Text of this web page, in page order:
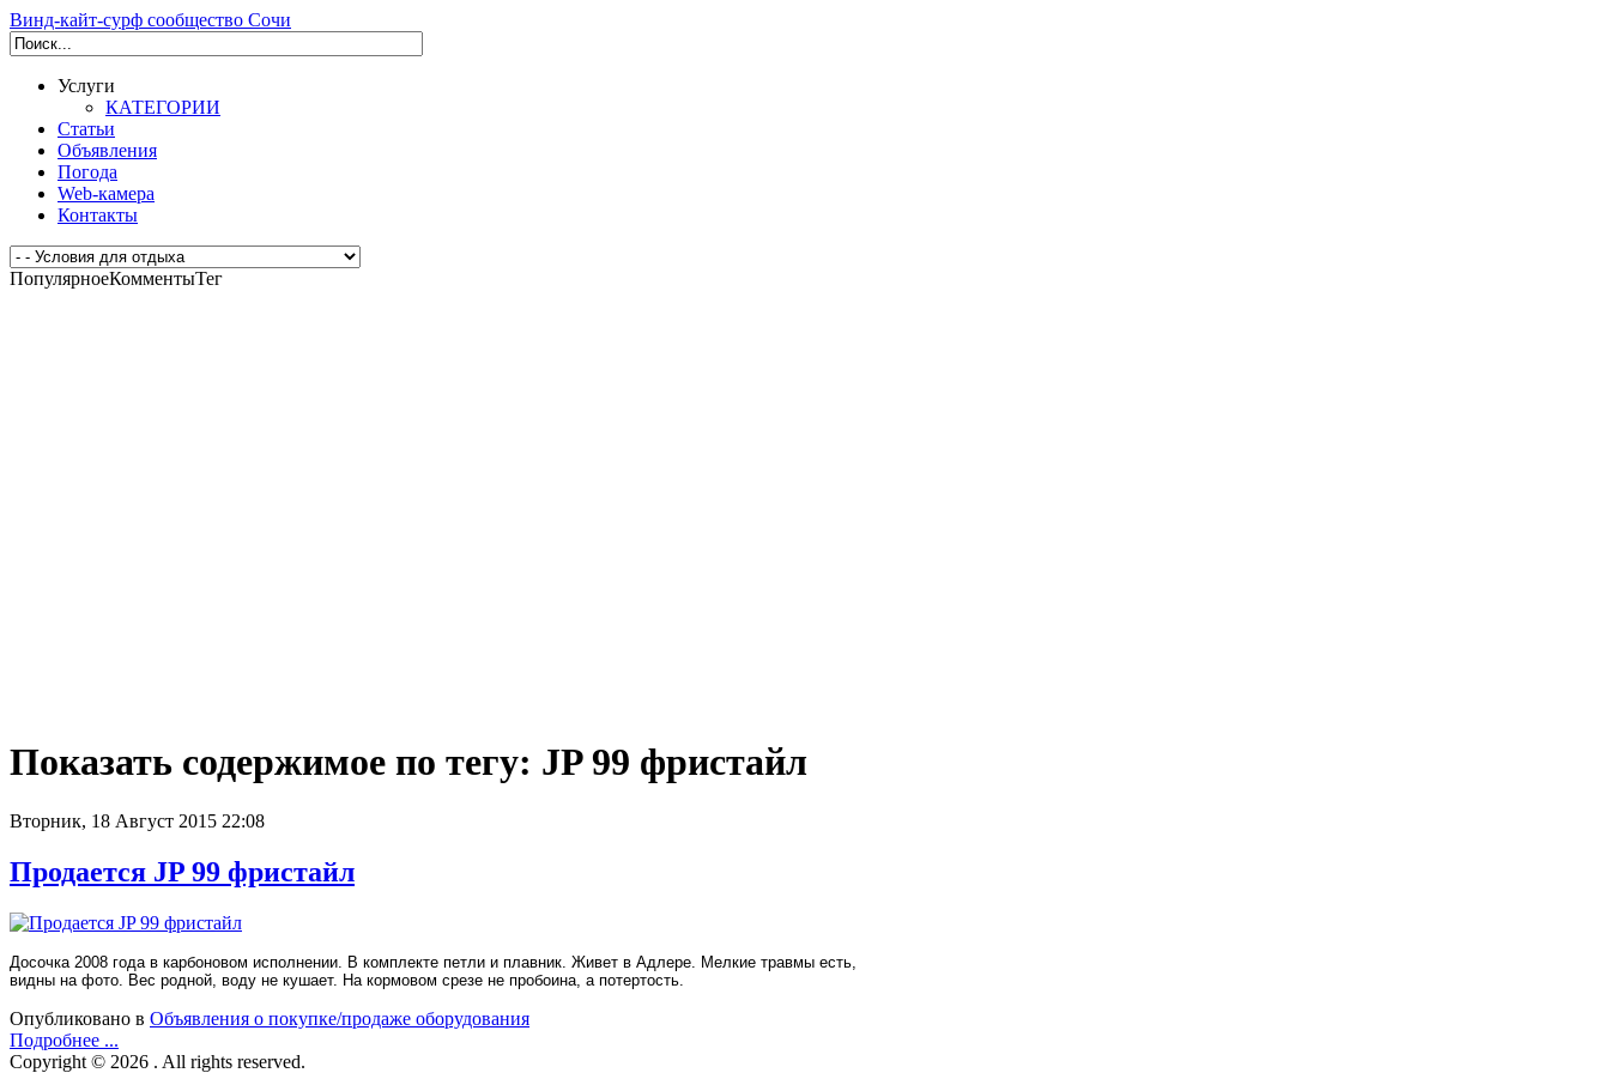
Винд-кайт-сурф сообщество Сочи
Услуги
КАТЕГОРИИ
Статьи
Объявления
Погода
Web-камера
Контакты
ПопулярноеКомментыТег
Показать содержимое по тегу: JP 99 фристайл
Вторник, 18 Август 2015 22:08
Продается JP 99 фристайл
Досочка 2008 года в карбоновом исполнении. В комплекте петли и плавник. Живет в Адлере. Мелкие травмы есть,
видны на фото. Вес родной, воду не кушает. На кормовом срезе не пробоина, а потертость.
Опубликовано в Объявления о покупке/продаже оборудования
Подробнее ...
Copyright © 2026 . All rights reserved.